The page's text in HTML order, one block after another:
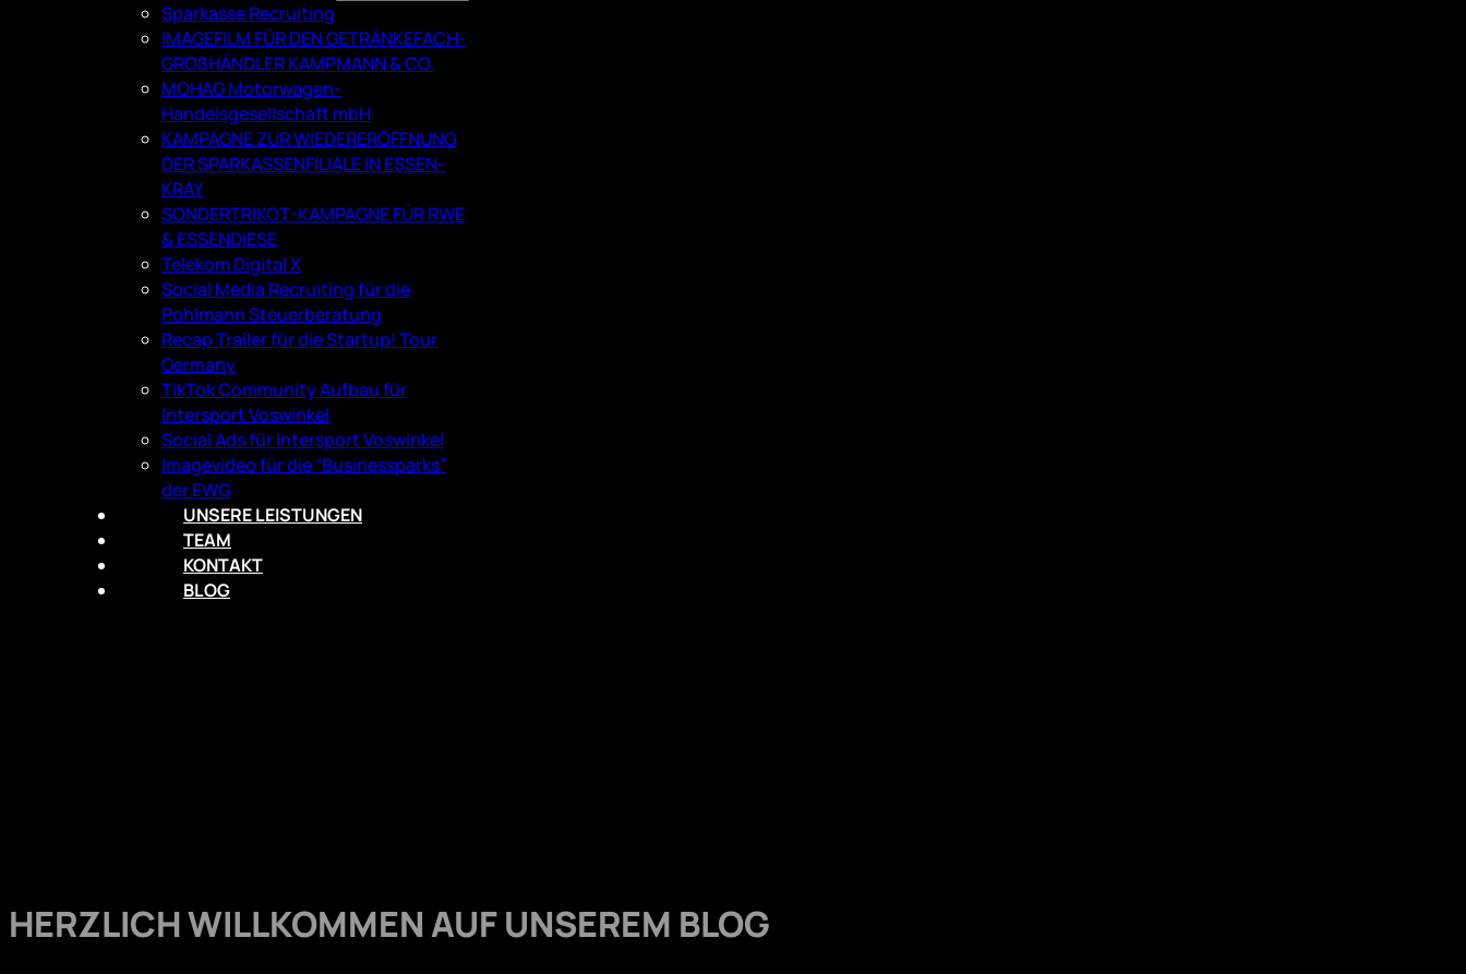
Sparkasse Recruiting
IMAGEFILM FÜR DEN GETRÄNKEFACH­
GROßHÄNDLER KAMPMANN & CO.
MOHAG Motorwagen-
Handelsgesellschaft mbH
KAMPAGNE ZUR WIEDERERÖFFNUNG
DER SPARKASSENFILIALE IN ESSEN-
KRAY
SONDERTRIKOT-KAMPAGNE FÜR RWE
& ESSENDIESE
Telekom Digital X
Social Media Recruiting für die
Pohlmann Steuerberatung
Recap Trailer für die Startup! Tour
Germany
TikTok Community Aufbau für
Intersport Voswinkel
Social Ads für Intersport Voswinkel
Imagevideo für die “Businessparks”
der EWG
UNSERE LEISTUNGEN
TEAM
KONTAKT
BLOG
HERZLICH WILLKOMMEN AUF UNSEREM BLOG